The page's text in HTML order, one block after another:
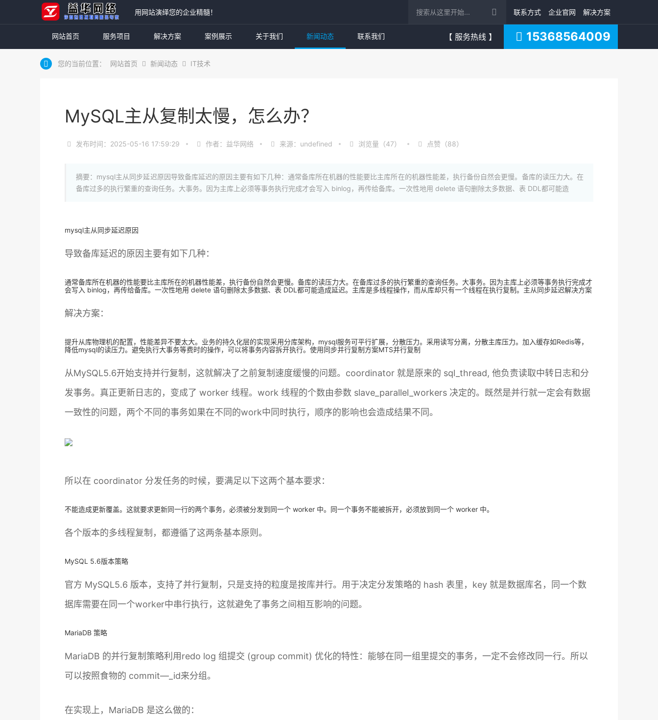
用网站演绎您的企业精髓！ 联系方式 企业官网 解决方案
网站首页 服务项目 解决方案 案例展示 关于我们 新闻动态 联系我们 【 服务热线 】 15368564009
您的当前位置： 网站首页 新闻动态 IT技术
MySQL主从复制太慢，怎么办？
发布时间：2025-05-16 17:59:29 作者：益华网络 来源：undefined 浏览量（47） 点赞（88）
摘要：mysql主从同步延迟原因导致备库延迟的原因主要有如下几种：通常备库所在机器的性能要比主库所在的机器性能差，执行备份自然会更慢。备库的读压力大。在
备库过多的执行繁重的查询任务。大事务。因为主库上必须等事务执行完成才会写入 binlog，再传给备库。一次性地用 delete 语句删除太多数据、表 DDL都可能造
mysql主从同步延迟原因
导致备库延迟的原因主要有如下几种：
通常备库所在机器的性能要比主库所在的机器性能差，执行备份自然会更慢。备库的读压力大。在备库过多的执行繁重的查询任务。大事务。因为主库上必须等事务执行完成才
会写入 binlog，再传给备库。一次性地用 delete 语句删除太多数据、表 DDL都可能造成延迟。主库是多线程操作，而从库却只有一个线程在执行复制。主从同步延迟解决方案
解决方案：
提升从库物理机的配置，性能差异不要太大。业务的持久化层的实现采用分库架构，mysql服务可平行扩展，分散压力。采用读写分离，分散主库压力。加入缓存如Redis等，
降低mysql的读压力。避免执行大事务等费时的操作，可以将事务内容拆开执行。使用同步并行复制方案MTS并行复制
从MySQL5.6开始支持并行复制，这就解决了之前复制速度缓慢的问题。coordinator 就是原来的 sql_thread, 他负责读取中转日志和分
发事务。真正更新日志的，变成了 worker 线程。work 线程的个数由参数 slave_parallel_workers 决定的。既然是并行就一定会有数据
一致性的问题，两个不同的事务如果在不同的work中同时执行，顺序的影响也会造成结果不同。
所以在 coordinator 分发任务的时候，要满足以下这两个基本要求：
不能造成更新覆盖。这就要求更新同一行的两个事务，必须被分发到同一个 worker 中。同一个事务不能被拆开，必须放到同一个 worker 中。
各个版本的多线程复制，都遵循了这两条基本原则。
MySQL 5.6版本策略
官方 MySQL5.6 版本，支持了并行复制，只是支持的粒度是按库并行。用于决定分发策略的 hash 表里，key 就是数据库名，同一个数
据库需要在同一个worker中串行执行，这就避免了事务之间相互影响的问题。
MariaDB 策略
MariaDB 的并行复制策略利用redo log 组提交 (group commit) 优化的特性：能够在同一组里提交的事务，一定不会修改同一行。所以
可以按照食物的 commit—_id来分组。
在实现上，MariaDB 是这么做的：